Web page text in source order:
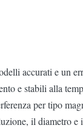
accurati e un
e stabili alla
per tipo
il diametro